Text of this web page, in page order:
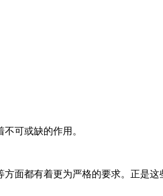
可或缺的作用。
都有着更为严格的要求。正是这